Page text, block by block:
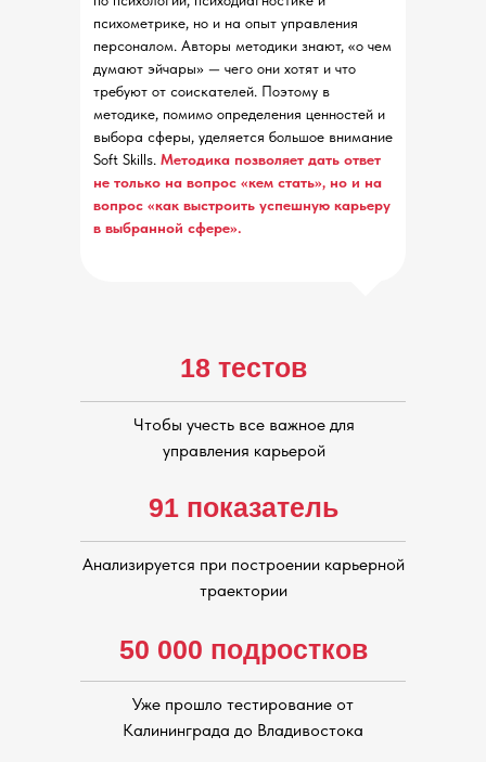
Смотрите, анализируете,
переносите в свои консультации
2 демосессии
психометрике, но и на опыт управления
персоналом. Авторы методики знают, «о чем
думают эйчары» — чего они хотят и что
требуют от соискателей. Поэтому в
методике, помимо определения ценностей и
выбора сферы, уделяется большое внимание
Soft Skills. Методика позволяет дать ответ
не только на вопрос «кем стать», но и на
вопрос «как выстроить успешную карьеру
в выбранной сфере».
Чтобы учесть все важное для
управления карьерой
18 тестов
91 показатель
Анализируется при построении карьерной
траектории
50 000 подростков
Уже прошло тестирование от
Калининграда до Владивостока